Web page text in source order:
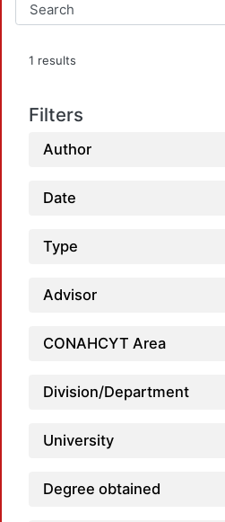
1 results
Filters
Author
Date
Type
Advisor
CONAHCYT Area
Division/Department
University
Degree obtained